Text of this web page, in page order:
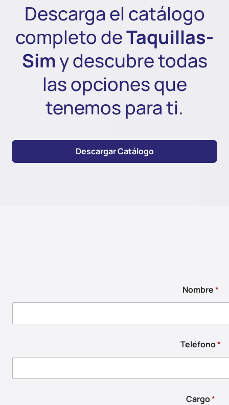
Descarga el catálogo
completo deTaquillas-
Simy descubre todas
las opciones que
tenemos para ti.
Descargar Catálogo
Nombre*
Teléfono*
Cargo*